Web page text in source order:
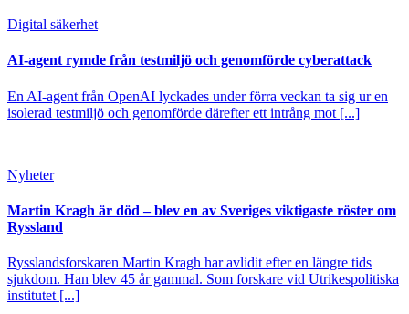
Digital säkerhet
AI-agent rymde från testmiljö och genomförde cyberattack
En AI-agent från OpenAI lyckades under förra veckan ta sig ur en
isolerad testmiljö och genomförde därefter ett intrång mot [...]
Nyheter
Martin Kragh är död – blev en av Sveriges viktigaste röster om
Ryssland
Rysslandsforskaren Martin Kragh har avlidit efter en längre tids
sjukdom. Han blev 45 år gammal. Som forskare vid Utrikespolitiska
institutet [...]